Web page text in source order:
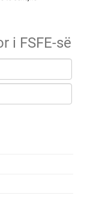
i FSFE-së